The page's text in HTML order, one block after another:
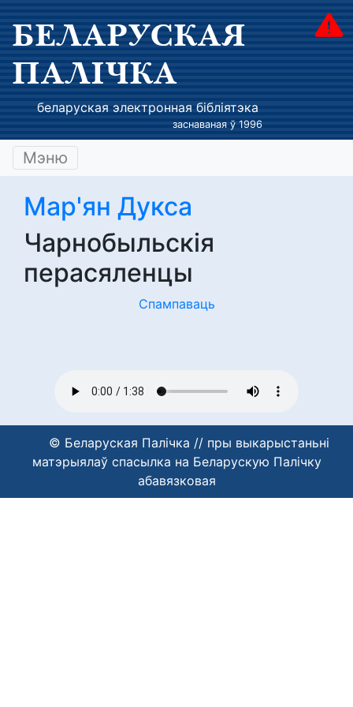
БЕЛАРУСКАЯ
ПАЛІЧКА
беларуская электронная бібліятэка
заснаваная ў 1996
Мэню
Мар'ян Дукса
Чарнобыльскія
перасяленцы
Спампаваць
© Беларуская Палічка // пры выкарыстаньні
матэрыялаў спасылка на Беларускую Палічку
абавязковая